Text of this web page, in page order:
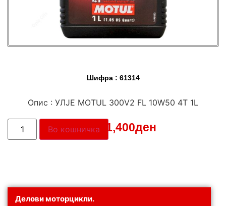
Делови моторцикли.
Шифра : 61314
Опис : УЛЈЕ MOTUL 300V2 FL 10W50 4T 1L
Цена: 1,400ден
Во кошничка